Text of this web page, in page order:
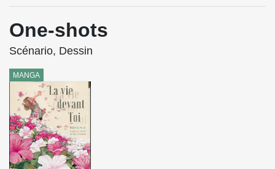
One-shots
Scénario, Dessin
MANGA